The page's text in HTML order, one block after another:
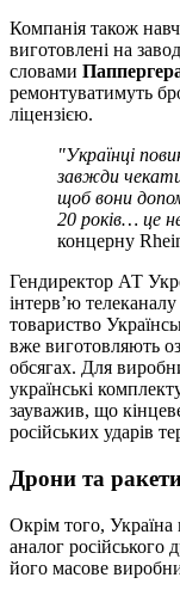
Компанія також
виготовлені на
словами
ремонтуватимуть
ліцензією.
"Українці
завжди
щоб вони
20 років… це
концерну
Гендиректор АТ
інтерв’ю
товариство
вже виготовляють
обсягах. Для
українські
зауважив, що
російських ударів
Дрони та
Окрім того, Україна
аналог російського
його масове